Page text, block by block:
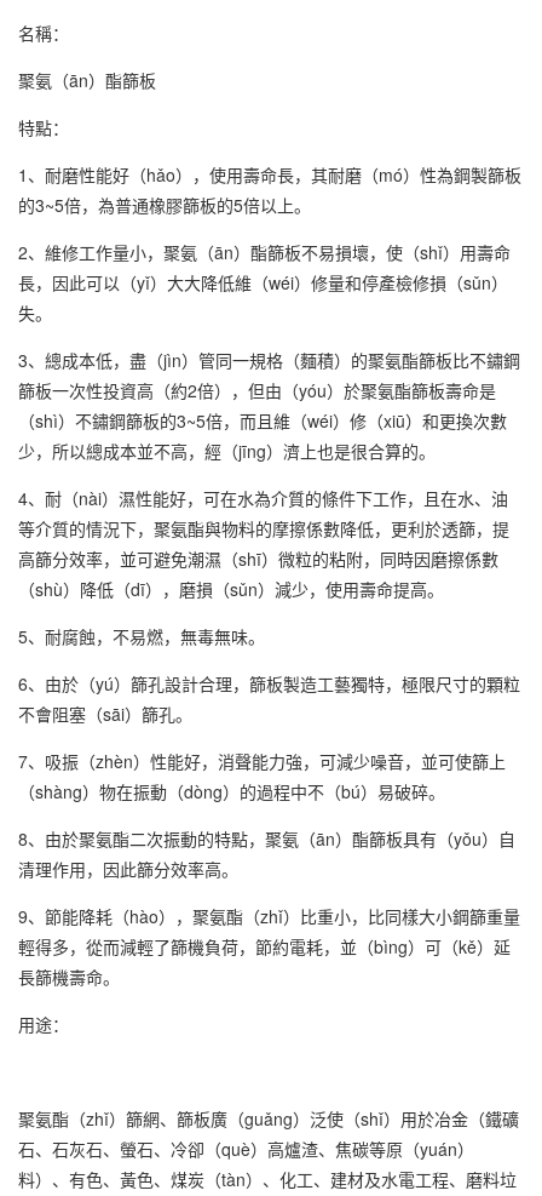
名稱：
聚氨（ān）酯篩板
特點：
1、耐磨性能好（hǎo），使用壽命長，其耐磨（mó）性為鋼製篩板
的3~5倍，為普通橡膠篩板的5倍以上。
2、維修工作量小，聚氨（ān）酯篩板不易損壞，使（shǐ）用壽命
長，因此可以（yǐ）大大降低維（wéi）修量和停產檢修損（sǔn）
失。
3、總成本低，盡（jìn）管同一規格（麵積）的聚氨酯篩板比不鏽鋼
篩板一次性投資高（約2倍），但由（yóu）於聚氨酯篩板壽命是
（shì）不鏽鋼篩板的3~5倍，而且維（wéi）修（xiū）和更換次數
少，所以總成本並不高，經（jīng）濟上也是很合算的。
4、耐（nài）濕性能好，可在水為介質的條件下工作，且在水、油
等介質的情況下，聚氨酯與物料的摩擦係數降低，更利於透篩，提
高篩分效率，並可避免潮濕（shī）微粒的粘附，同時因磨擦係數
（shù）降低（dī），磨損（sǔn）減少，使用壽命提高。
5、耐腐蝕，不易燃，無毒無味。
6、由於（yú）篩孔設計合理，篩板製造工藝獨特，極限尺寸的顆粒
不會阻塞（sāi）篩孔。
7、吸振（zhèn）性能好，消聲能力強，可減少噪音，並可使篩上
（shàng）物在振動（dòng）的過程中不（bú）易破碎。
8、由於聚氨酯二次振動的特點，聚氨（ān）酯篩板具有（yǒu）自
清理作用，因此篩分效率高。
9、節能降耗（hào），聚氨酯（zhǐ）比重小，比同樣大小鋼篩重量
輕得多，從而減輕了篩機負荷，節約電耗，並（bìng）可（kě）延
長篩機壽命。
用途：
聚氨酯（zhǐ）篩網、篩板廣（guǎng）泛使（shǐ）用於冶金（鐵礦
石、石灰石、螢石、冷卻（què）高爐渣、焦碳等原（yuán）
料）、有色、黃色、煤炭（tàn）、化工、建材及水電工程、磨料垃